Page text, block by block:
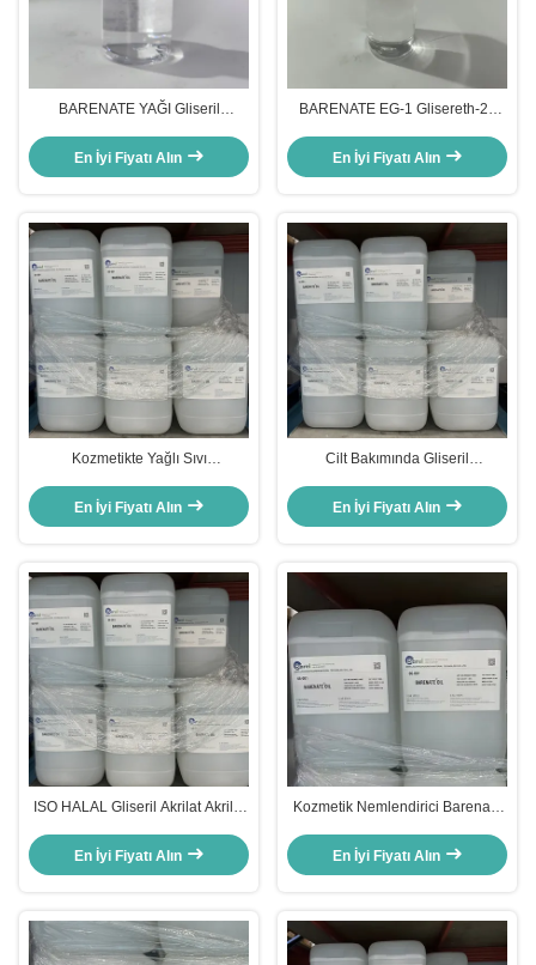
BARENATE YAĞI Gliseril
Şeffaf Yağlı Sıvı
En İyi Fiyatı Alın
BARENATE EG-1 Glisereth-26
En İyi Fiyatı Alın
Kozmetikte Yağlı Sıvı
Polimetakrilat Cilt için
En İyi Fiyatı Alın
Cilt Bakımında Gliseril
504-63-2 6920-22-5
En İyi Fiyatı Alın
ISO HALAL Gliseril Akrilat Akrilik
En İyi Fiyatı Alın
Kozmetik Nemlendirici Barenate
Hamlar Kozmetik
En İyi Fiyatı Alın